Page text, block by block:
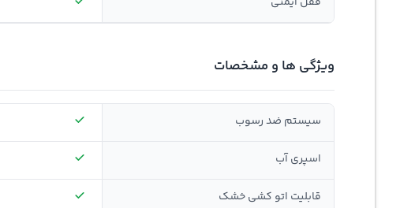
ویژگی ها و مشخصات
سیستم ضد رسوب
اسپری آب
قابلیت اتو کشی خشک